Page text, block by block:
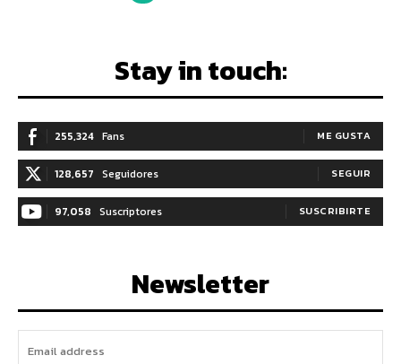
Stay in touch:
255,324 Fans ME GUSTA
128,657 Seguidores SEGUIR
97,058 Suscriptores SUSCRIBIRTE
Newsletter